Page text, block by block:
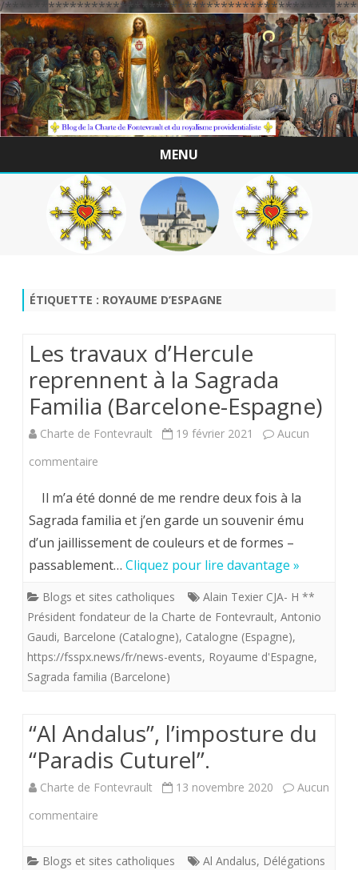
/
MENU
Skip
to
content
ÉTIQUETTE : ROYAUME D’ESPAGNE
Les travaux d’Hercule
reprennent à la Sagrada
Familia (Barcelone-Espagne)
Charte de Fontevrault 19 février 2021
Aucun
commentaire
travaux
d’Hercule
reprennent
à
Sagrada
Familia
Espagne)
Il m’a été donné de me rendre deux fois à la
Sagrada familia et j’en garde un souvenir ému
d’un jaillissement de couleurs et de formes –
passablement… Cliquez pour lire davantage »
Blogs et sites catholiques
Alain Texier CJA- H **
Président fondateur de la Charte de Fontevrault, Antonio
Gaudi, Barcelone (Catalogne), Catalogne (Espagne),
https://fsspx.news/fr/news-events, Royaume d'Espagne,
Sagrada familia (Barcelone)
“Al Andalus”, l’imposture du
“Paradis Cuturel”.
Charte de Fontevrault 13 novembre 2020
Aucun
commentaire
Blogs et sites catholiques Al Andalus, Délégations